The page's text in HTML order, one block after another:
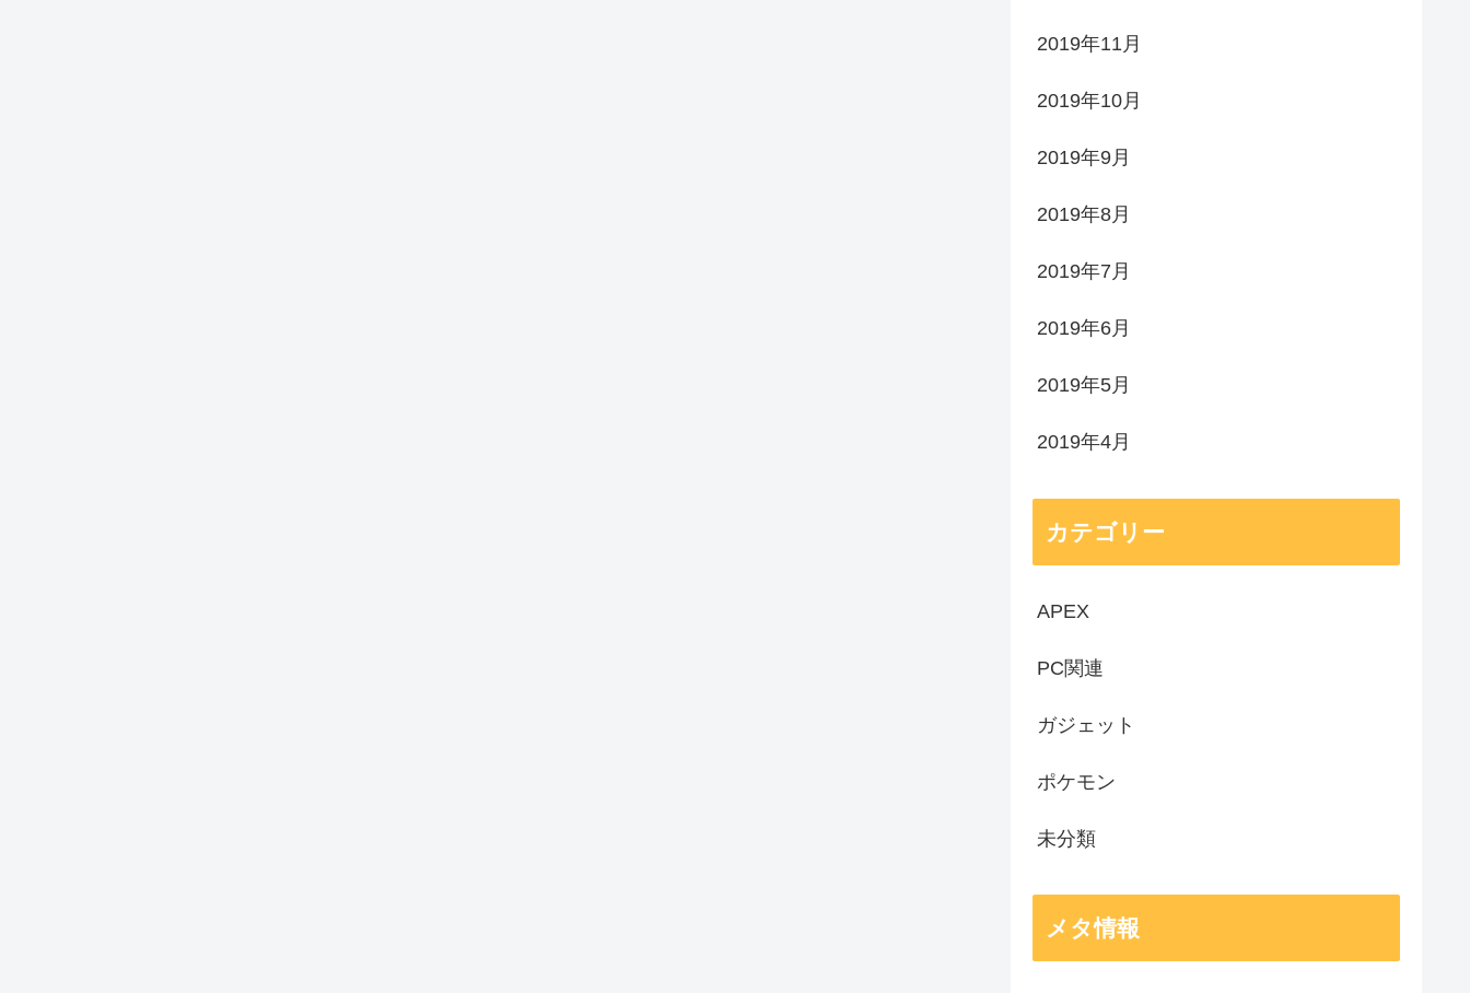
2019年11月
2019年10月
2019年9月
2019年8月
2019年7月
2019年6月
2019年5月
2019年4月
カテゴリー
APEX
PC関連
ガジェット
ポケモン
未分類
メタ情報